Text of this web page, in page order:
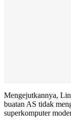
Mengejutkannya,
buatan AS tidak
superkomputer